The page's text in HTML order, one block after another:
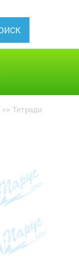
>> Тетради